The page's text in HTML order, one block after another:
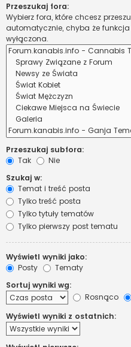
Przeszukaj fora:
Wybierz fora, które chcesz
automatycznie, chyba że funkcja
wyłączona.
Przeszukaj subfora:
Tak
Nie
Szukaj w:
Temat i treść posta
Tylko treść posta
Tylko tytuły tematów
Tylko pierwszy post tematu
Wyświetl wyniki jako:
Posty
Tematy
Sortuj wyniki wg:
Rosnąco
Wyświetl wyniki z ostatnich: